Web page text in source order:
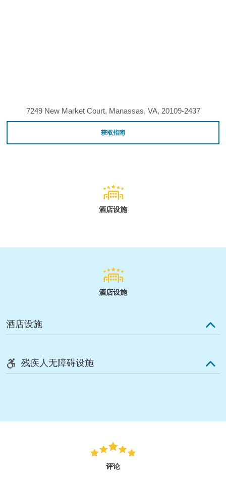
7249 New Market Court, Manassas, VA, 20109-2437
获取指南
酒店设施
酒店设施
酒店设施
残疾人无障碍设施
评论